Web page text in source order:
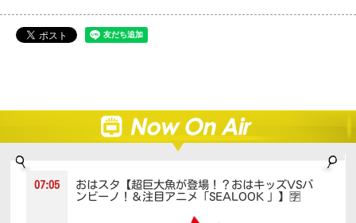
07:05 おはスタ【超巨大魚が登場！？おはキッズVSバ
ンビーノ！＆注目アニメ「SEALOOK 」】🈑